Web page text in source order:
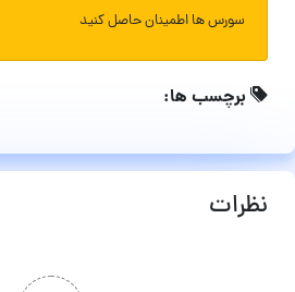
سورس ها اطمینان حاصل کنید
برچسب ها:
نظرات